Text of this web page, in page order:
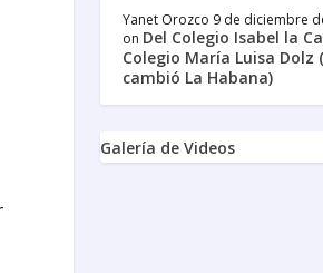
Yanet Orozco 9 de diciembre
on Del Colegio Isabel la
Colegio María Luisa Dolz
cambió La Habana)
Galería de Videos